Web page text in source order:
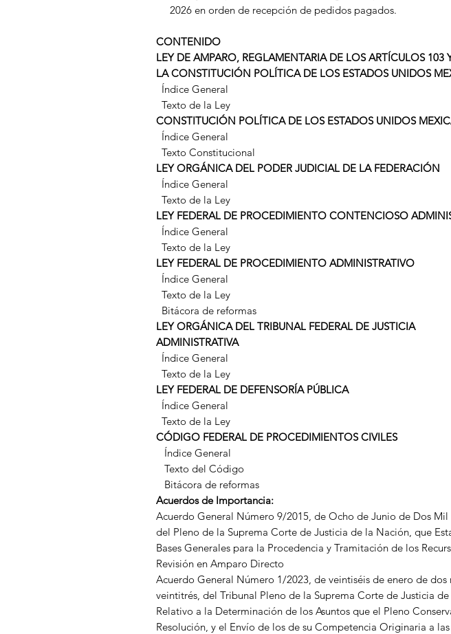
2026 en orden de recepción de pedidos pagados.
CONTENIDO
LEY DE AMPARO, REGLAMENTARIA DE LOS ARTÍCULOS 103
LA CONSTITUCIÓN POLÍTICA DE LOS ESTADOS UNIDOS
Índice General
Texto de la Ley
CONSTITUCIÓN POLÍTICA DE LOS ESTADOS UNIDOS
Índice General
Texto Constitucional
LEY ORGÁNICA DEL PODER JUDICIAL DE LA FEDERACIÓN
Índice General
Texto de la Ley
LEY FEDERAL DE PROCEDIMIENTO CONTENCIOSO
Índice General
Texto de la Ley
LEY FEDERAL DE PROCEDIMIENTO ADMINISTRATIVO
Índice General
Texto de la Ley
Bitácora de reformas
LEY ORGÁNICA DEL TRIBUNAL FEDERAL DE JUSTICIA
ADMINISTRATIVA
Índice General
Texto de la Ley
LEY FEDERAL DE DEFENSORÍA PÚBLICA
Índice General
Texto de la Ley
CÓDIGO FEDERAL DE PROCEDIMIENTOS CIVILES
Índice General
Texto del Código
Bitácora de reformas
Acuerdos de Importancia:
Acuerdo General Número 9/2015, de Ocho de Junio de Dos Mil
del Pleno de la Suprema Corte de Justicia de la Nación, que
Bases Generales para la Procedencia y Tramitación de los
Revisión en Amparo Directo
Acuerdo General Número 1/2023, de veintiséis de enero de dos
veintitrés, del Tribunal Pleno de la Suprema Corte de Justicia de
Relativo a la Determinación de los Asuntos que el Pleno
Resolución, y el Envío de los de su Competencia Originaria a las